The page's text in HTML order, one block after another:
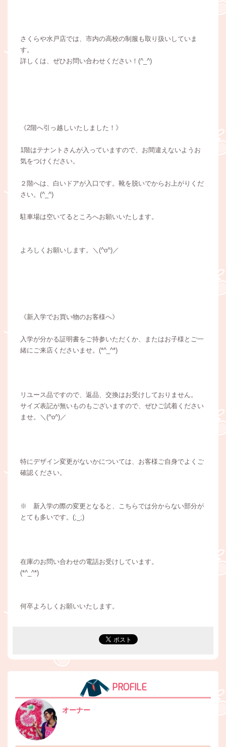
さくらや水戸店では、市内の高校の制服も取り扱いしていま
す。
詳しくは、ぜひお問い合わせください！(^_^)
《2階へ引っ越しいたしました！》
1階はテナントさんが入っていますので、お間違えないようお
気をつけください。
２階へは、白いドアが入口です。靴を脱いでからお上がりくだ
さい。(^_^)
駐車場は空いてるところへお願いいたします。
よろしくお願いします。＼(^o^)／
《新入学でお買い物のお客様へ》
入学が分かる証明書をご持参いただくか、またはお子様とご一
緒にご来店くださいませ。(*^_^*)
リユース品ですので、返品、交換はお受けしておりません。
サイズ表記が無いものもございますので、ぜひご試着ください
ませ。＼(^o^)／
特にデザイン変更がないかについては、お客様ご自身でよくご
確認ください。
※ 新入学の際の変更となると、こちらでは分からない部分が
とても多いです。(;_;)
在庫のお問い合わせの電話お受けしています。
(*^_^*)
何卒よろしくお願いいたします。
PROFILE
オーナー